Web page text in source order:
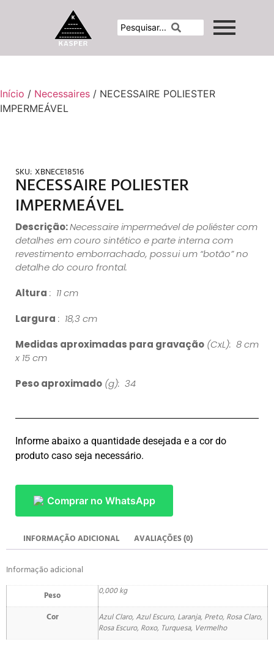
Início / Necessaires / NECESSAIRE POLIESTER
IMPERMEÁVEL
SKU: XBNECE18516
NECESSAIRE POLIESTER
IMPERMEÁVEL
Descrição:Necessaire impermeável de poliéster com
detalhes em couro sintético e parte interna com
revestimento emborrachado, possui um “botão” no
detalhe do couro frontal.
Altura : 11 cm
Largura : 18,3 cm
Medidas aproximadas para gravação (CxL): 8 cm
x 15 cm
Peso aproximado (g): 34
Informe abaixo a quantidade desejada e a cor do
produto caso seja necessário.
Comprar no WhatsApp
INFORMAÇÃO ADICIONAL AVALIAÇÕES (0)
Informação adicional
Peso 0,000 kg
Cor
Azul Claro, Azul Escuro, Laranja, Preto, Rosa Claro,
Rosa Escuro, Roxo, Turquesa, Vermelho